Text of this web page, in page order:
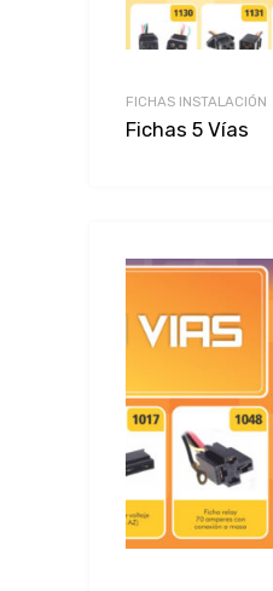
FICHAS INSTALACIÓN
Fichas 5 Vías